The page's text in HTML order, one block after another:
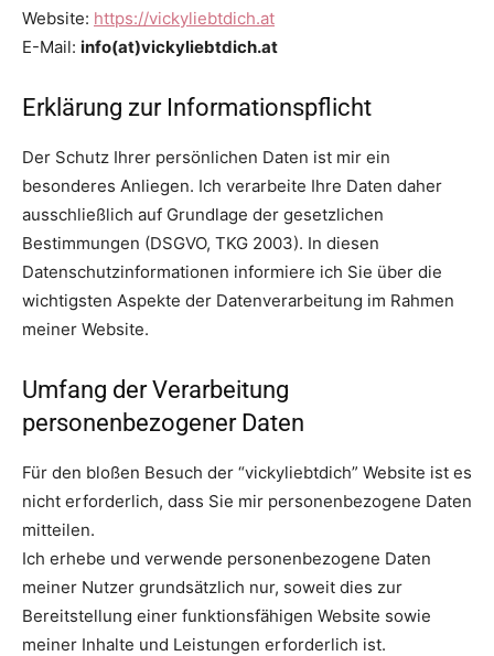
Website: https://vickyliebtdich.at
E-Mail: info(at)vickyliebtdich.at
Erklärung zur Informationspflicht
Der Schutz Ihrer persönlichen Daten ist mir ein
besonderes Anliegen. Ich verarbeite Ihre Daten daher
ausschließlich auf Grundlage der gesetzlichen
Bestimmungen (DSGVO, TKG 2003). In diesen
Datenschutzinformationen informiere ich Sie über die
wichtigsten Aspekte der Datenverarbeitung im Rahmen
meiner Website.
Umfang der Verarbeitung
personenbezogener Daten
Für den bloßen Besuch der “vickyliebtdich” Website ist es
nicht erforderlich, dass Sie mir personenbezogene Daten
mitteilen.
Ich erhebe und verwende personenbezogene Daten
meiner Nutzer grundsätzlich nur, soweit dies zur
Bereitstellung einer funktionsfähigen Website sowie
meiner Inhalte und Leistungen erforderlich ist.